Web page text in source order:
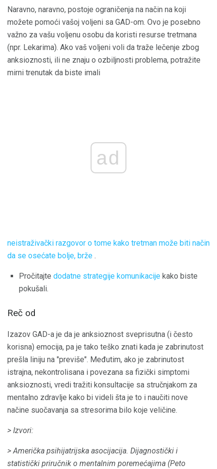
Naravno, naravno, postoje ograničenja na način na koji
možete pomoći vašoj voljeni sa GAD-om. Ovo je posebno
važno za vašu voljenu osobu da koristi resurse tretmana
(npr. Lekarima). Ako vaš voljeni voli da traže lečenje zbog
anksioznosti, ili ne znaju o ozbiljnosti problema, potražite
mirni trenutak da biste imali
ad
neistraživački razgovor o tome kako tretman može biti način
da se osećate bolje, brže .
Pročitajte dodatne strategije komunikacije kako biste
pokušali.
Reč od
Izazov GAD-a je da je anksioznost sveprisutna (i često
korisna) emocija, pa je tako teško znati kada je zabrinutost
prešla liniju na "previše". Međutim, ako je zabrinutost
istrajna, nekontrolisana i povezana sa fizički simptomi
anksioznosti, vredi tražiti konsultacije sa stručnjakom za
mentalno zdravlje kako bi videli šta je to i naučiti nove
načine suočavanja sa stresorima bilo koje veličine.
> Izvori:
> Američka psihijatrijska asocijacija. Dijagnostički i
statistički priručnik o mentalnim poremećajima (Peto